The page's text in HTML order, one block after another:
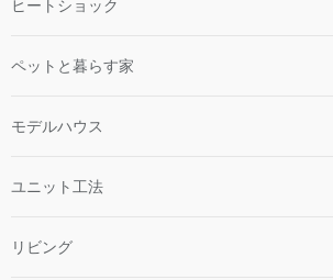
ヒートショック
ペットと暮らす家
モデルハウス
ユニット工法
リビング